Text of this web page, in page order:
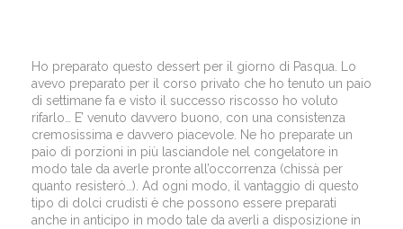
Ho preparato questo dessert per il giorno di Pasqua. Lo
avevo preparato per il corso privato che ho tenuto un paio
di settimane fa e visto il successo riscosso ho voluto
rifarlo… E’ venuto davvero buono, con una consistenza
cremosissima e davvero piacevole. Ne ho preparate un
paio di porzioni in più lasciandole nel congelatore in
modo tale da averle pronte all’occorrenza (chissà per
quanto resisterò…). Ad ogni modo, il vantaggio di questo
tipo di dolci crudisti è che possono essere preparati
anche in anticipo in modo tale da averli a disposizione in